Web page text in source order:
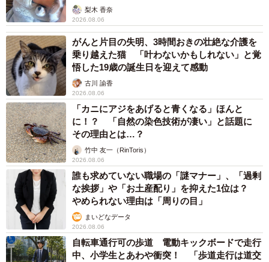
梨木 香奈
2026.08.06
がんと片目の失明、3時間おきの壮絶な介護を
乗り越えた猫 「叶わないかもしれない」と覚
悟した19歳の誕生日を迎えて感動
古川 諭香
2026.08.06
「カニにアジをあげると青くなる」ほんと
に！？ 「自然の染色技術が凄い」と話題に
その理由とは…？
竹中 友一（RinToris）
2026.08.06
誰も求めていない職場の「謎マナー」、「過剰
な挨拶」や「お土産配り」を抑えた1位は？
やめられない理由は「周りの目」
まいどなデータ
2026.08.06
自転車通行可の歩道 電動キックボードで走行
中、小学生とあわや衝突！ 「歩道走行は道交